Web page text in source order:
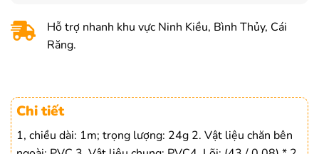
Hỗ trợ nhanh khu vực Ninh Kiều, Bình Thủy, Cái
Răng.
Chi tiết
1, chiều dài: 1m; trọng lượng: 24g 2. Vật liệu chăn bên